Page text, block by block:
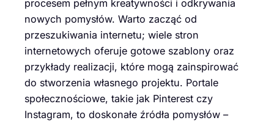
procesem pełnym kreatywności i odkrywania
nowych pomysłów. Warto zacząć od
przeszukiwania internetu; wiele stron
internetowych oferuje gotowe szablony oraz
przykłady realizacji, które mogą zainspirować
do stworzenia własnego projektu. Portale
społecznościowe, takie jak Pinterest czy
Instagram, to doskonałe źródła pomysłów –